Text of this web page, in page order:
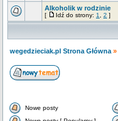
Alkoholik w rodzinie
[ Idź do strony: 1 2 ]
wegedzieciak.pl Strona Główna »
Nowe posty